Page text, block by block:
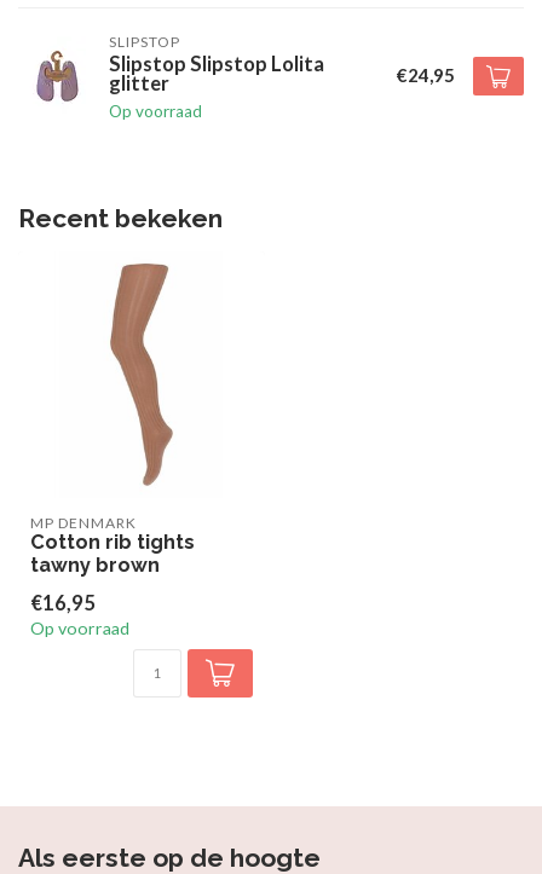
SLIPSTOP
Slipstop Slipstop Lolita
glitter
Op voorraad
€24,95
Recent bekeken
MP DENMARK
Cotton rib tights
tawny brown
€16,95
Op voorraad
Als eerste op de hoogte